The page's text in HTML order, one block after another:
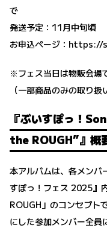
で
発送予定：11月中旬頃
お申込ページ： https://
※フェス当日は物販会場
（一部商品のみの取り扱
『ぶいすぽっ！
the ROUGH”』概
本アルバムは、各メンバ
すぽっ！フェス 2025』
ROUGH」のコンセプト
にした参加メンバー全員